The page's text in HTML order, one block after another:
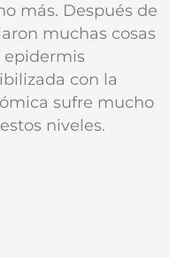
más. Después de
muchas cosas
epidermis
con la
sufre mucho
niveles.